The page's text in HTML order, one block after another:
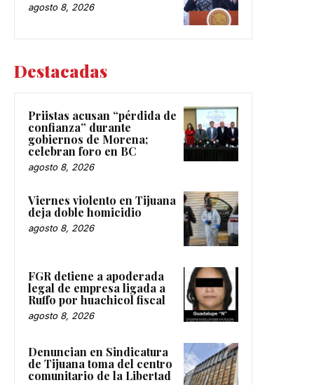
agosto 8, 2026
Destacadas
Priistas acusan “pérdida de
confianza” durante
gobiernos de Morena;
celebran foro en BC
agosto 8, 2026
Viernes violento en Tijuana
deja doble homicidio
agosto 8, 2026
FGR detiene a apoderada
legal de empresa ligada a
Ruffo por huachicol fiscal
agosto 8, 2026
Denuncian en Sindicatura
de Tijuana toma del centro
comunitario de la Libertad